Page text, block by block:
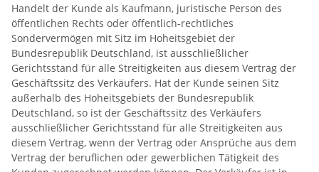
Handelt der Kunde als Kaufmann, juristische Person des
öffentlichen Rechts oder öffentlich-rechtliches
Sondervermögen mit Sitz im Hoheitsgebiet der
Bundesrepublik Deutschland, ist ausschließlicher
Gerichtsstand für alle Streitigkeiten aus diesem Vertrag der
Geschäftssitz des Verkäufers. Hat der Kunde seinen Sitz
außerhalb des Hoheitsgebiets der Bundesrepublik
Deutschland, so ist der Geschäftssitz des Verkäufers
ausschließlicher Gerichtsstand für alle Streitigkeiten aus
diesem Vertrag, wenn der Vertrag oder Ansprüche aus dem
Vertrag der beruflichen oder gewerblichen Tätigkeit des